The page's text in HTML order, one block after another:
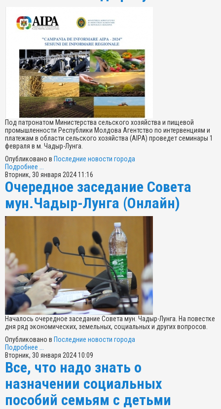
Под патронатом Министерства сельского хозяйства и пищевой
промышленности Республики Молдова Агентство по интервенциям и
платежам в области сельского хозяйства (AIPA) проведет семинары 1
февраля в м. Чадыр-Лунга.
Опубликовано в Последние новости города
Подробнее ...
Вторник, 30 января 2024 11:16
Очередное заседание Совета
мун.Чадыр-Лунга (Онлайн)
Началось очередное заседание Совета мун. Чадыр-Лунга. На повестке
дня ряд экономических, земельных, социальных и других вопросов.
Опубликовано в Последние новости города
Подробнее ...
Вторник, 30 января 2024 10:09
Все, что надо знать о
назначении социальных
пособий семьям с детьми